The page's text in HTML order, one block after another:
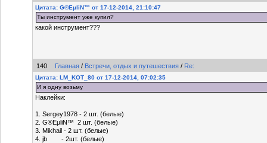
Цитата: G®EµliN™ от 17-12-2014, 21:10:47
Ты инструмент уже купил?
какой инструмент???
140 Главная / Встречи, отдых и путешествия / Re:
Цитата: LM_KOT_80 от 17-12-2014, 07:02:35
И я одну возьму
Наклейки:
1. Sergey1978 - 2 шт. (белые)
2. G®EµliN™ 2 шт. (белые)
3. Mikhail - 2 шт. (белые)
4. jb - 2шт. (белые)